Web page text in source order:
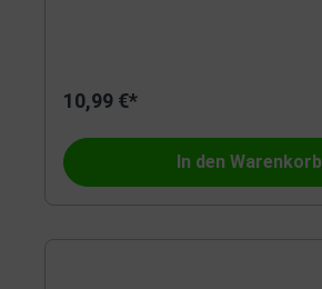
10,99 €*
In den Warenkorb